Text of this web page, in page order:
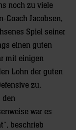
noch zu viele
Coach Jacobsen,
Spiel seiner
einen guten
mit einigen
Lohn der guten
zu,
den
war es
beschrieb